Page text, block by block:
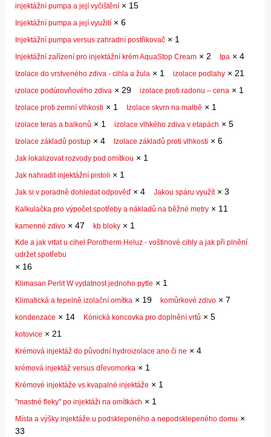
injektážní pumpa a její vyčištění × 15
Injektážní pumpa a její využití × 6
Injektážní pumpa versus zahradní postřikovač × 1
Injektážní zařízení pro injektážní krém AquaStop Cream × 2 Ipa × 4
Izolace do vrstveného zdiva - cihla a žula × 1 izolace podlahy × 21
izolace podúrovňového zdiva × 29 izolace proti radonu – cena × 1
Izolace proti zemní vlhkosti × 1 Izolace skvrn na malbě × 1
izolace teras a balkonů × 1 izolace vlhkého zdiva v etapách × 5
Izolace základů postup × 4 Izolace základů proti vlhkosti × 6
Jak lokalizovat rozvody pod omítkou × 1
Jak nahradit injektážní pistoli × 1
Jak si v poradně dohledat odpověď× 4 Jakou spáru využít× 3
Kalkulačka pro výpočet spotřeby a nákladů na běžné metry × 11
kamenné zdivo × 47 kb bloky × 1
Kde a jak vrtat u cihel Porotherm Heluz - voštinové cihly a jak při plnění
udržet spotřebu
× 16
Klimasan Perlit W vydatnost jednoho pytle × 1
Klimatická a tepelně izolační omítka × 19 komůrkové zdivo × 7
kondenzace × 14 Kónická koncovka pro doplnění vrtů × 5
kotovice × 21
Krémová injektáž do původní hydroizolace ano či ne × 4
krémová injektáž versus dřevomorka × 1
Krémové injektáže vs kvapalné injektáže × 1
"mastné fleky" po injektáži na omítkách × 1
Místa a výšky injektáže u podsklepeného a nepodsklepeného domu ×
33